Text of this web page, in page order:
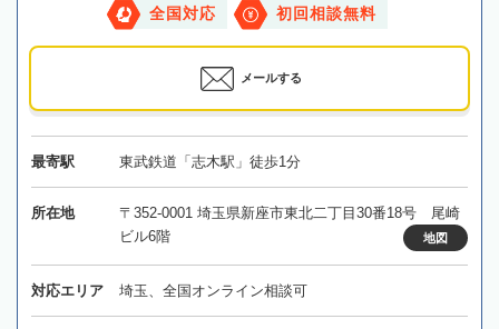
全国対応 初回相談無料
メールする
最寄駅 東武鉄道「志木駅」徒歩1分
所在地
〒352-0001 埼玉県新座市東北二丁目30番18号 尾崎
ビル6階
地図
対応エリア 埼玉、全国オンライン相談可